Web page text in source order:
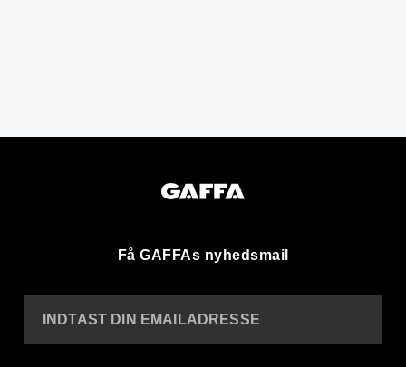
Få GAFFAs nyhedsmail
INDTAST DIN EMAILADRESSE